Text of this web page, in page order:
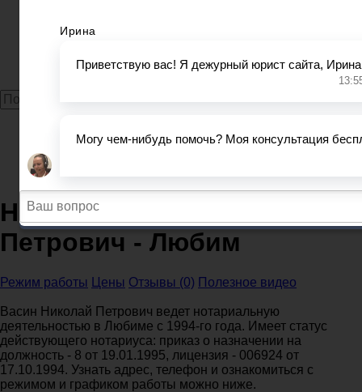
Судебные приставы
Задать вопрос юристу
Нотариусы
Ярославская область
Нотариус Васин Николай Петрович - Любим
Нотариус Васин Николай
Петрович - Любим
Режим работы Цены Отзывы (0) Полезное видео
Васин Николай Петрович ведет нотариальную
деятельностью в Любиме с 1994-го года. Имеет статус
действующего нотариуса: приказ о назначении на
должность - 8 от 19.01.1995, лицензия - 006924 от
17.10.1994. Узнать адрес, телефон и ознакомиться с
режимом и графиком работы можно ниже.